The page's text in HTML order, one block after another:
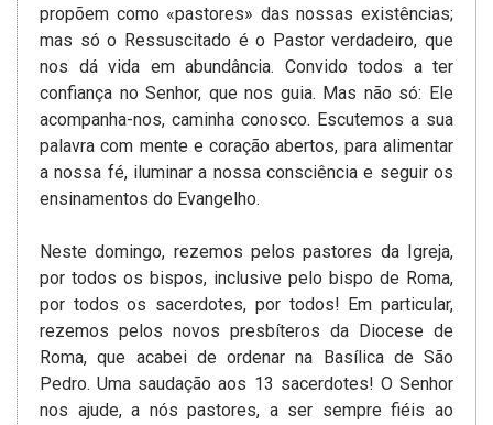
propõem como «pastores» das nossas existências;
mas só o Ressuscitado é o Pastor verdadeiro, que
nos dá vida em abundância. Convido todos a ter
confiança no Senhor, que nos guia. Mas não só: Ele
acompanha-nos, caminha conosco. Escutemos a sua
palavra com mente e coração abertos, para alimentar
a nossa fé, iluminar a nossa consciência e seguir os
ensinamentos do Evangelho.
Neste domingo, rezemos pelos pastores da Igreja,
por todos os bispos, inclusive pelo bispo de Roma,
por todos os sacerdotes, por todos! Em particular,
rezemos pelos novos presbíteros da Diocese de
Roma, que acabei de ordenar na Basílica de São
Pedro. Uma saudação aos 13 sacerdotes! O Senhor
nos ajude, a nós pastores, a ser sempre fiéis ao